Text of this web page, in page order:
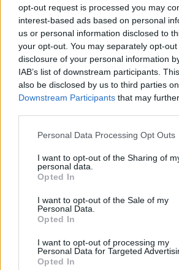
opt-out request is processed you may
interest-based ads based on personal
us or personal information disclosed to
your opt-out. You may separately opt-
disclosure of your personal information
IAB’s list of downstream participants.
also be disclosed by us to third parties
Downstream Participants that may
Personal Data Processing Opt Outs
I want to opt-out of the Sharing of
personal data.
Opted In
I want to opt-out of the Sale of my
Personal Data.
Opted In
I want to opt-out of processing my
Personal Data for Targeted
Opted In
Les meilleurs jeux vidéo de
2025 a été une année remarquable pour
article explore les meilleurs jeux vidéo de
Lire la suite